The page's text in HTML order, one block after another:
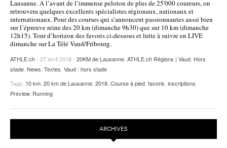
POURQUOI ATHLE.CH ?
ATHLE.CH RÉGIONS | VAUD
HIGHLIGHTS
LIVRES
Lausanne. A l’avant de l’immense peloton de plus de 25'000 coureurs, on
retrouvera quelques excellents spécialistes régionaux, nationaux et
internationaux. Pour des courses qui s’annoncent passionnantes aussi bien
sur l’épreuve reine des 20 km (dimanche 9h30) que sur 10 km (dimanche
12h15). Tour d’horizon des favoris ci-dessous et lutte à suivre en LIVE
dimanche sur La Télé Vaud/Fribourg.
ATHLE.ch- 27 avril 2018 - 20KM de Lausanne ATHLE.ch Régions | Vaud Hors
stade News Textes Vaud : hors stade
Tags: 10 km 20 km de Lausanne 2018 Course à pied favoris inscriptions
Preview, Running
ARCHIVES